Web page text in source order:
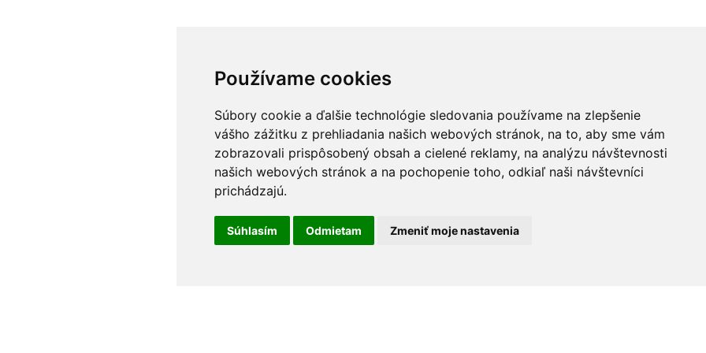
Používame cookies
Súbory cookie a ďalšie technológie sledovania používame na zlepšenie
vášho zážitku z prehliadania našich webových stránok, na to, aby sme vám
zobrazovali prispôsobený obsah a cielené reklamy, na analýzu návštevnosti
našich webových stránok a na pochopenie toho, odkiaľ naši návštevníci
prichádzajú.
Súhlasím Odmietam Zmeniť moje nastavenia